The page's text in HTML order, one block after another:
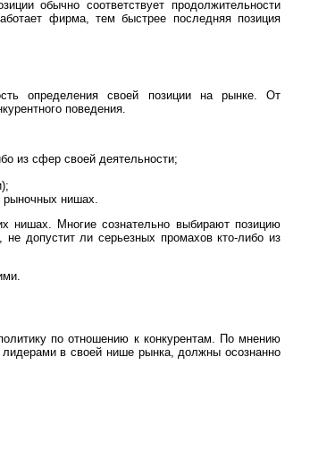
обычно соответствует продолжительности
фирма, тем быстрее последняя позиция
определения своей позиции на рынке. От
поведения.
из сфер своей деятельности;
нишах.
нишах. Многие сознательно выбирают позицию
допустит ли серьезных промахов кто-либо из
по отношению к конкурентам. По мнению
в своей нише рынка, должны осознанно